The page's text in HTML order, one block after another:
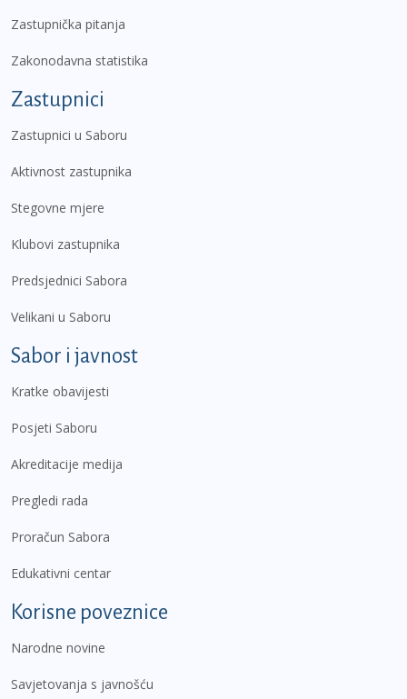
Zastupnička pitanja
Zakonodavna statistika
Zastupnici
Zastupnici u Saboru
Aktivnost zastupnika
Stegovne mjere
Klubovi zastupnika
Predsjednici Sabora
Velikani u Saboru
Sabor i javnost
Kratke obavijesti
Posjeti Saboru
Akreditacije medija
Pregledi rada
Proračun Sabora
Edukativni centar
Korisne poveznice
Narodne novine
Savjetovanja s javnošću